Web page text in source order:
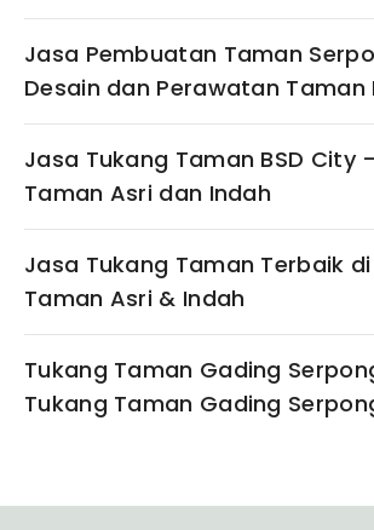
Jasa Pembuatan Taman
Desain dan Perawatan Taman
Jasa Tukang Taman BSD City
Taman Asri dan Indah
Jasa Tukang Taman Terbaik di
Taman Asri & Indah
Tukang Taman Gading
Tukang Taman Gading